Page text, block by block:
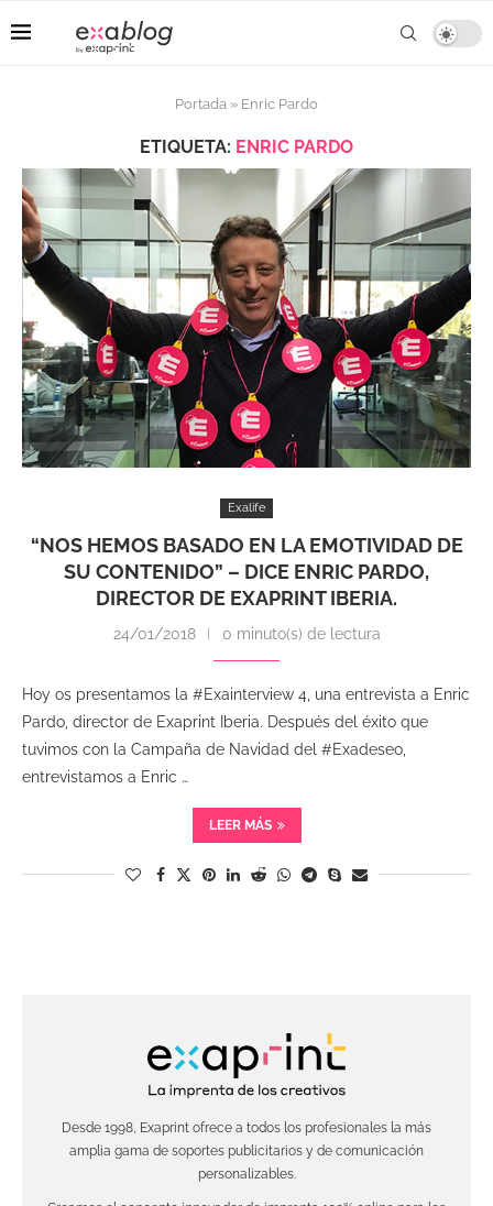
Portada » Enric Pardo
ETIQUETA: ENRIC PARDO
Exalife
“NOS HEMOS BASADO EN LA EMOTIVIDAD DE
SU CONTENIDO” – DICE ENRIC PARDO,
DIRECTOR DE EXAPRINT IBERIA.
24/01/2018 0 minuto(s) de lectura
Hoy os presentamos la #Exainterview 4, una entrevista a Enric
Pardo, director de Exaprint Iberia. Después del éxito que
tuvimos con la Campaña de Navidad del #Exadeseo,
entrevistamos a Enric …
LEER MÁS
Desde 1998, Exaprint ofrece a todos los profesionales la más
amplia gama de soportes publicitarios y de comunicación
personalizables.